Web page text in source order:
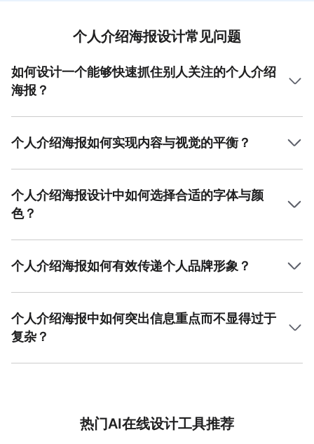
个人介绍海报设计常见问题
如何设计一个能够快速抓住别人关注的个人介绍
海报？
其次，通过配色方案优化视觉效果，比如使用干净的背景色
和鲜明的字体对比。同时添加高质量照片或独特元素来增强
素材，无需设计经验即可高效操作。
个人介绍海报如何实现内容与视觉的平衡？
职位或专业能力，将重要信息放置在醒目的位置。视觉方面
可采用突出主体图像、精炼的色块设计和合理空白区域进行
优化，加强信息层次感。美图设计室拥有丰富素材及模板，
思路。
个人介绍海报设计中如何选择合适的字体与颜
色？
的视觉体验，同时可搭配稍显个性的标题样式来增强吸引
力。颜色搭配方面可从你的职业背景出发，如科技行业可选
整字体与色彩。
个人介绍海报如何有效传递个人品牌形象？
位或兴趣爱好进行设计。照片选择和文本内容是重要的传递
途径，建议选择高质量头像、自信的个人标语或工作职责等
信息，并在布局中突出主视觉。美图设计室内置多类型模
个人介绍海报中如何突出信息重点而不显得过于
复杂？
排版工具，可帮助用户轻松整理信息，快速生成简洁专业的
热门AI在线设计工具推荐